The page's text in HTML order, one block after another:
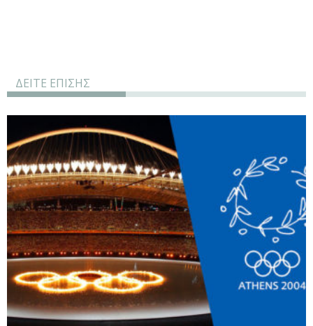
ΔΕΙΤΕ ΕΠΙΣΗΣ